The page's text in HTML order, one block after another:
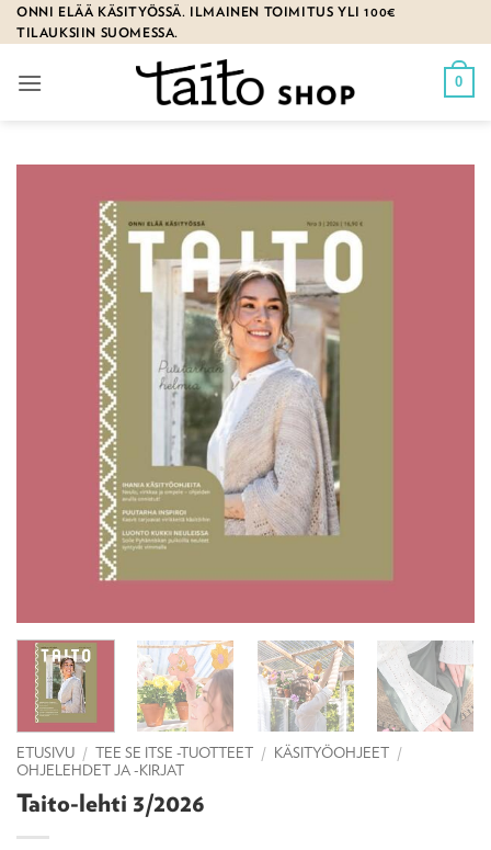
Skip
to
ONNI ELÄÄ KÄSITYÖSSÄ. ILMAINEN TOIMITUS YLI 100€
TILAUKSIIN SUOMESSA.
0
ETUSIVU / TEE SE ITSE -TUOTTEET / KÄSITYÖOHJEET /
OHJELEHDET JA -KIRJAT
Taito-lehti 3/2026